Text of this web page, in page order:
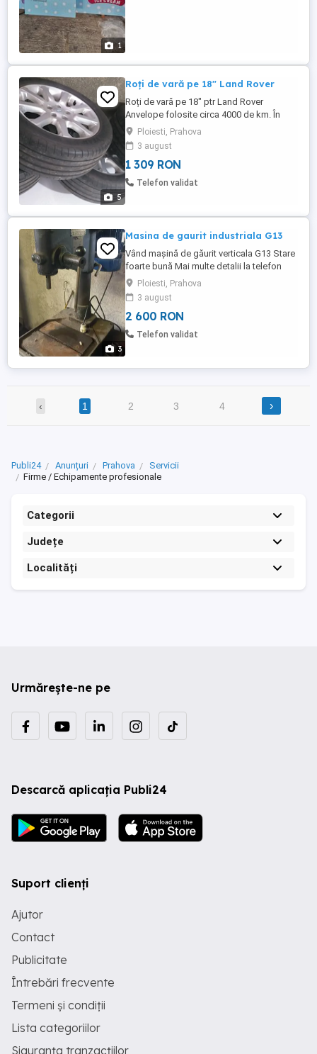
1
5
Roți de vară pe 18" Land Rover
Roți de vară pe 18" ptr Land Rover
Anvelope folosite circa 4000 de km. În
iarnă s-a vândut mașina și roțile de vară au
rămas.
Ploiesti, Prahova
3 august
1 309 RON
Telefon validat
3
Masina de gaurit industriala G13
Vând mașină de găurit verticala G13 Stare
foarte bună Mai multe detalii la telefon
220-380.Tel zero șapte trei unu șase cinci
șase șapte șapte noua
Ploiesti, Prahova
3 august
2 600 RON
Telefon validat
‹ 1 2 3 4 ›
Publi24 Anunțuri Prahova
Servicii
Firme / Echipamente profesionale
Categorii
Județe
Localități
Urmărește-ne pe
Descarcă aplicația Publi24
Suport clienți
Ajutor
Contact
Publicitate
Întrebări frecvente
Termeni și condiții
Lista categoriilor
Siguranța tranzacțiilor